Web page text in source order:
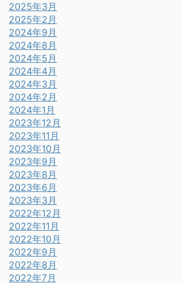
2025年3月
2025年2月
2024年9月
2024年8月
2024年5月
2024年4月
2024年3月
2024年2月
2024年1月
2023年12月
2023年11月
2023年10月
2023年9月
2023年8月
2023年6月
2023年3月
2022年12月
2022年11月
2022年10月
2022年9月
2022年8月
2022年7月